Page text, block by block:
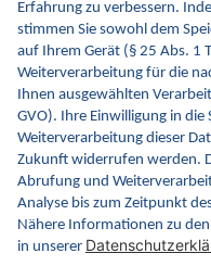
Kontakt
Kontaktformular
gematik GmbH
Rosenthaler Str. 30
10178 Berlin